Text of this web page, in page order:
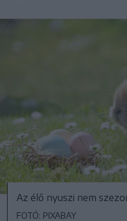
Az élő nyuszi nem
FOTÓ: PIXABAY